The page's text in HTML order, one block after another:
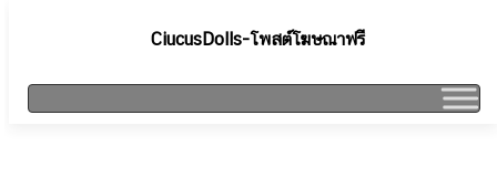
CiucusDolls-โพสต์โฆษณาฟรี